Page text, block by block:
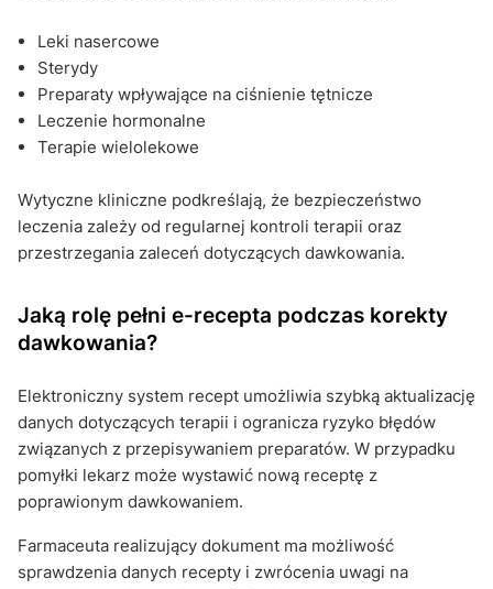
Leki nasercowe
Sterydy
Preparaty wpływające na ciśnienie tętnicze
Leczenie hormonalne
Terapie wielolekowe
Wytyczne kliniczne podkreślają, że bezpieczeństwo
leczenia zależy od regularnej kontroli terapii oraz
przestrzegania zaleceń dotyczących dawkowania.
Jaką rolę pełni e-recepta podczas korekty
dawkowania?
Elektroniczny system recept umożliwia szybką aktualizację
danych dotyczących terapii i ogranicza ryzyko błędów
związanych z przepisywaniem preparatów. W przypadku
pomyłki lekarz może wystawić nową receptę z
poprawionym dawkowaniem.
Farmaceuta realizujący dokument ma możliwość
sprawdzenia danych recepty i zwrócenia uwagi na